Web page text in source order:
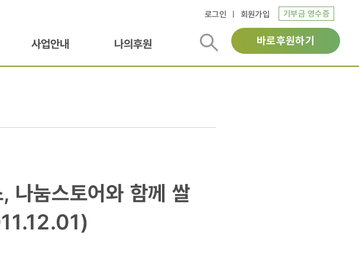
로그인 회원가입 기부금 영수증
사업안내 나의후원 바로후원하기
나눔스토어와 함께 쌀